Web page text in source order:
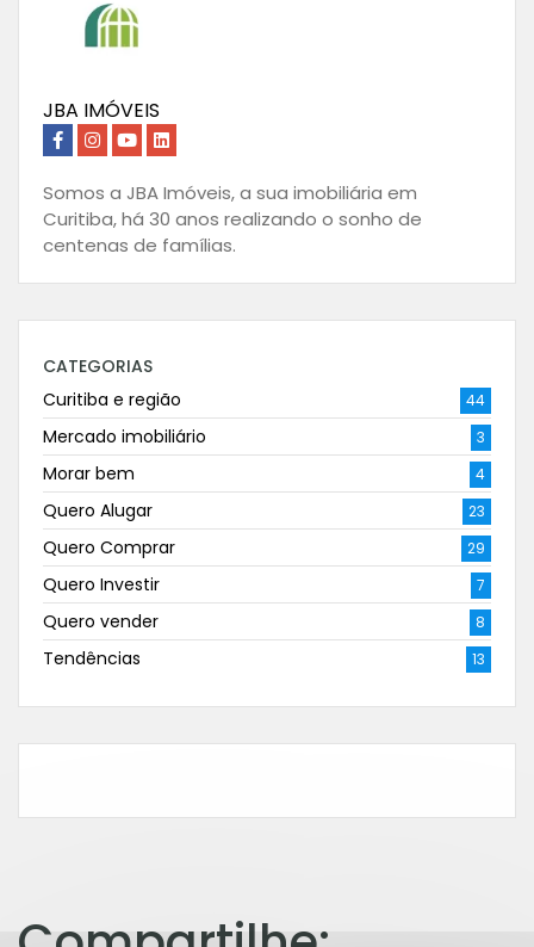
JBA IMÓVEIS
Somos a JBA Imóveis, a sua imobiliária em
Curitiba, há 30 anos realizando o sonho de
centenas de famílias.
CATEGORIAS
Curitiba e região
44
Mercado imobiliário 3
Morar bem 4
Quero Alugar 23
Quero Comprar 29
Quero Investir 7
Quero vender 8
Tendências 13